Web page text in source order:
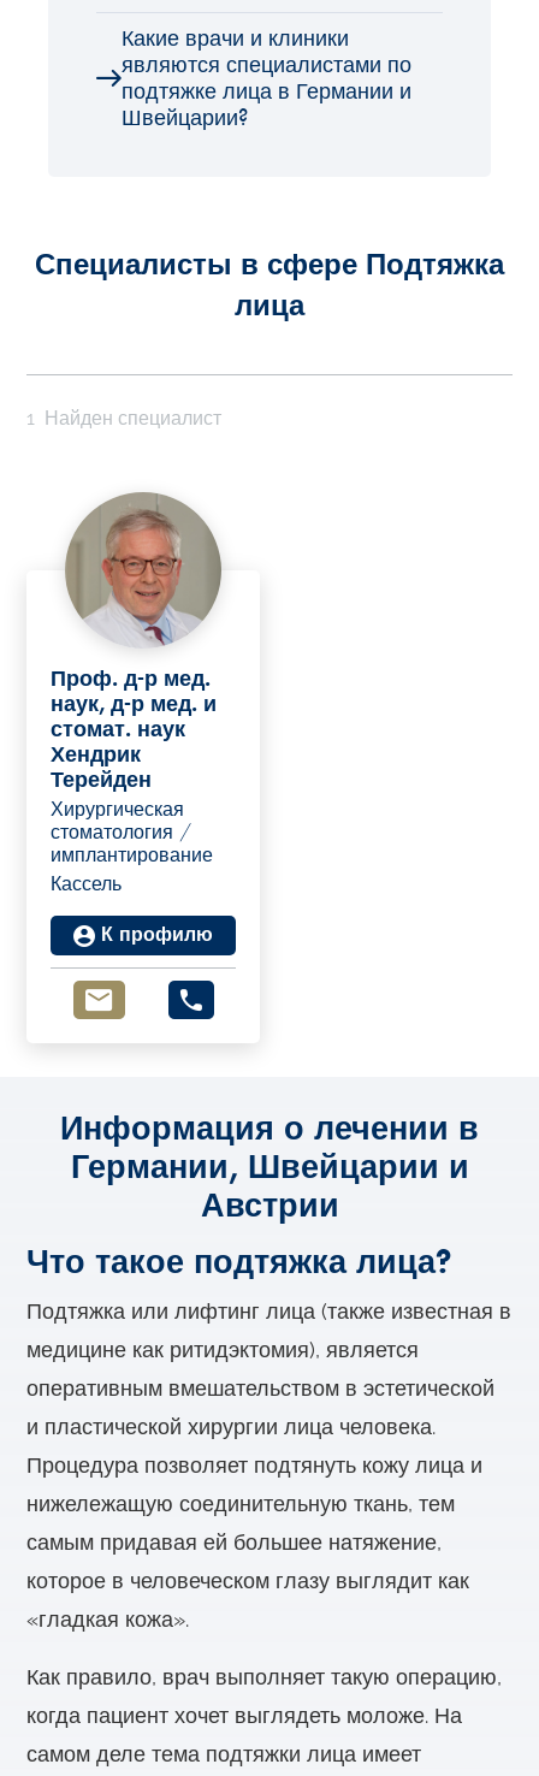
Какие врачи и клиники
являются специалистами по
подтяжке лица в Германии и
Швейцарии?
Специалисты в сфере Подтяжка
лица
1 Найден специалист
Проф. д-р мед.
наук, д-р мед. и
стомат. наук
Хендрик
Терейден
Хирургическая
стоматология /
имплантирование
Кассель
К профилю
Информация о лечении в
Германии, Швейцарии и
Австрии
Что такое подтяжка лица?
Подтяжка или лифтинг лица (также известная в
медицине как ритидэктомия), является
оперативным вмешательством в эстетической
и пластической хирургии лица человека.
Процедура позволяет подтянуть кожу лица и
нижележащую соединительную ткань, тем
самым придавая ей большее натяжение,
которое в человеческом глазу выглядит как
«гладкая кожа».
Как правило, врач выполняет такую операцию,
когда пациент хочет выглядеть моложе. На
самом деле тема подтяжки лица имеет